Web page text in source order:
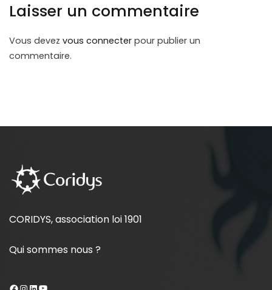
Laisser un commentaire
Vous devez vous connecter pour publier un
commentaire.
CORIDYS, association loi 1901
Qui sommes nous ?